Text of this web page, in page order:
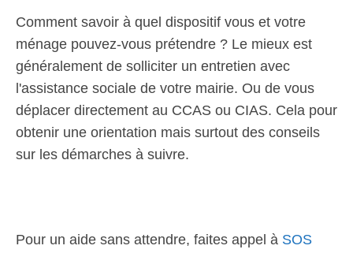
Comment savoir à quel dispositif vous et votre
ménage pouvez-vous prétendre ? Le mieux est
généralement de solliciter un entretien avec
l'assistance sociale de votre mairie. Ou de vous
déplacer directement au CCAS ou CIAS. Cela pour
obtenir une orientation mais surtout des conseils
sur les démarches à suivre.
Pour un aide sans attendre, faites appel à SOS